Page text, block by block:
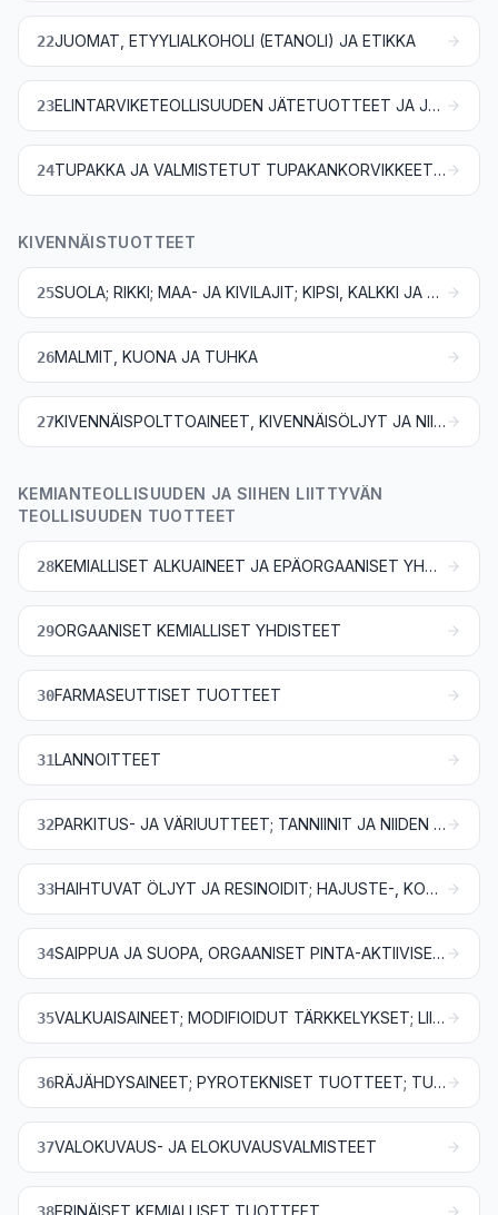
22JUOMAT, ETYYLIALKOHOLI (ETANOLI) JA ETIKKA
23 ELINTARVIKETEOLLISUUDEN JÄTETUOTTEET JA JÄTTEET; VALMISTETTU REHU
24 TUPAKKA JA VALMISTETUT TUPAKANKORVIKKEET; TUOTTEET, MYÖS NIKOTIINIA SISÄLTÄVÄT, JOTKA ON TARKOITUS HENGITTÄÄ SISÄÄN ILMAN POLTTAMISTA; MUUT NIKOTIINIA SISÄLTÄVÄT TUOTTEET, JOTKA ON TARKOITETTU IHMISTEN NIKOTIININSAANTIIN
KIVENNÄISTUOTTEET
25 SUOLA; RIKKI; MAA- JA KIVILAJIT; KIPSI, KALKKI JA SEMENTTI
26MALMIT, KUONA JA TUHKA
27 KIVENNÄISPOLTTOAINEET, KIVENNÄISÖLJYT JA NIIDEN TISLAUSTUOTTEET; BITUMISET AINEET; KIVENNÄISVAHAT
KEMIANTEOLLISUUDEN JA SIIHEN LIITTYVÄN
TEOLLISUUDEN TUOTTEET
28 KEMIALLISET ALKUAINEET JA EPÄORGAANISET YHDISTEET; JALOMETALLIEN, HARVINAISTEN MAAMETALLIEN, RADIOAKTIIVISTEN ALKUAINEIDEN JA ISOTOOPPIEN ORGAANISET JA EPÄORGAANISET YHDISTEET
29ORGAANISET KEMIALLISET YHDISTEET
30FARMASEUTTISET TUOTTEET
31LANNOITTEET
32 PARKITUS- JA VÄRIUUTTEET; TANNIINIT JA NIIDEN JOHDANNAISET; VÄRIT, PIGMENTIT JA MUUT VÄRIAINEET; MAALIT JA LAKAT; KITTI SEKÄ MUUT TÄYTE- JA TIIVISTYSTAHNAT; PAINOVÄRIT, MUSTE JA TUSSI
33 HAIHTUVAT ÖLJYT JA RESINOIDIT; HAJUSTE-, KOSMEETTISET JA TOALETTIVALMISTEET
34 SAIPPUA JA SUOPA, ORGAANISET PINTA-AKTIIVISET AINEET, PESUVALMISTEET, VOITELUVALMISTEET, TEKOVAHAT, VALMISTETUT VAHAT, KIILLOTUS-, HANKAUS- JA PUHDISTUSVALMISTEET, KYNTTILÄT JA NIIDEN KALTAISET TUOTTEET, MUOVAILUMASSAT, ”HAMMASVAHAT” JA KIPSIIN PERUSTUVAT HAMMASLÄÄKINNÄSSÄ KÄYTETTÄVÄT VALMISTEET
35 VALKUAISAINEET; MODIFIOIDUT TÄRKKELYKSET; LIIMAT JA LIISTERIT; ENTSYYMIT
36 RÄJÄHDYSAINEET; PYROTEKNISET TUOTTEET; TULITIKUT; PYROFORISET SEOKSET; HELPOSTI SYTTYVÄT AINEET
37VALOKUVAUS- JA ELOKUVAUSVALMISTEET
ERINÄISET KEMIALLISET TUOTTEET